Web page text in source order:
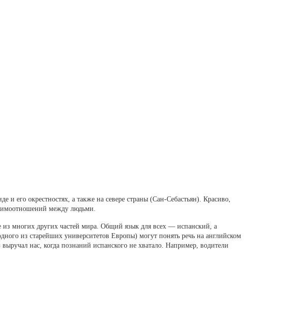
его окрестностях, а также на севере страны (Сан-Себастьян). Красиво,
между людьми.
многих других частей мира. Общий язык для всех — испанский, а
из старейших университетов Европы) могут понять речь на английском
нас, когда познаний испанского не хватало. Например, водители